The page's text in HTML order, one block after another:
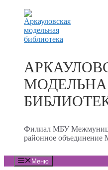
Перейти
содержимому
Филиал МБУ
районное объединение
Меню